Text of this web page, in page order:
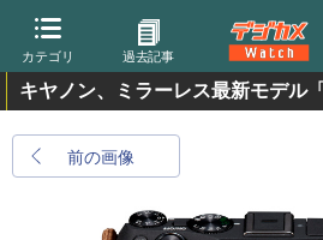
カテゴリ 過去記事
キヤノン、ミラーレス最新モデル
前の画像